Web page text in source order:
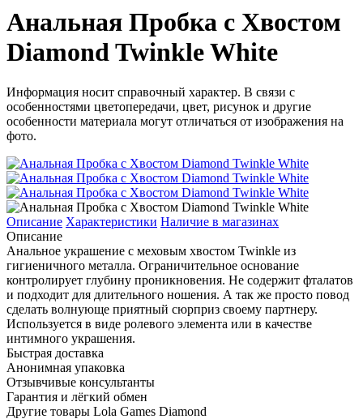
Анальная Пробка с Хвостом
Diamond Twinkle White
Информация носит справочный характер. В связи с
особенностями цветопередачи, цвет, рисунок и другие
особенности материала могут отличаться от изображения на
фото.
Описание Характеристики Наличие в магазинах
Описание
Анальное украшение с меховым хвостом Twinkle из
гигиеничного металла. Ограничительное основание
контролирует глубину проникновения. Не содержит фталатов
и подходит для длительного ношения. А так же просто повод
сделать волнующе приятный сюрприз своему партнеру.
Используется в виде ролевого элемента или в качестве
интимного украшения.
Быстрая доставка
Анонимная упаковка
Отзывчивые консультанты
Гарантия и лёгкий обмен
Другие товары Lola Games Diamond